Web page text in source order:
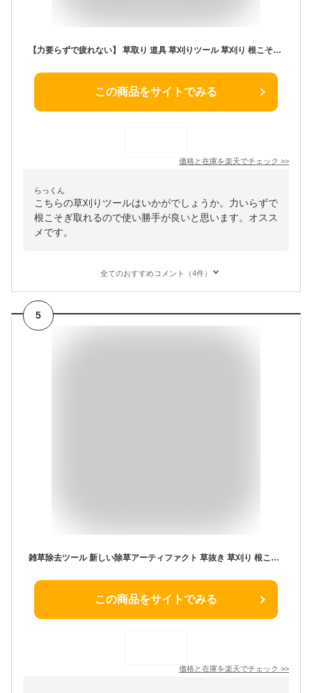
【力要らずで疲れない】 草取り 道具 草刈りツール 草刈り 根こそぎ レーキ 草抜き 道具 鎌 鍬 器具 根っこ 雑草抜き 雑草取り 草むしり 雑草 草 ざっそう くさ 畑 除草 畑 くさかり 庭 掃除 清掃 駐車場 家庭菜園 ガーデニング 花壇 耕運 耕うん 器 農業 園芸 園芸用品
この商品をサイトでみる
価格と在庫を楽天でチェック >>
らっくん
こちらの草刈りツールはいかがでしょうか。力いらずで
根こそぎ取れるので使い勝手が良いと思います。オスス
メです。
全てのおすすめコメント（4件）
5
雑草除去ツール 新しい除草アーティファクト 草抜き 草刈り 根こそぎ 除草ツール 草取り 熊手 レーキ 4本タイン 9タイプ 11本タイン 快適な柄 雑草抜き 草抜きくん 雑草退治 草とる 本歯除草ツール 超軽量 雑草対策
この商品をサイトでみる
価格と在庫を楽天でチェック >>